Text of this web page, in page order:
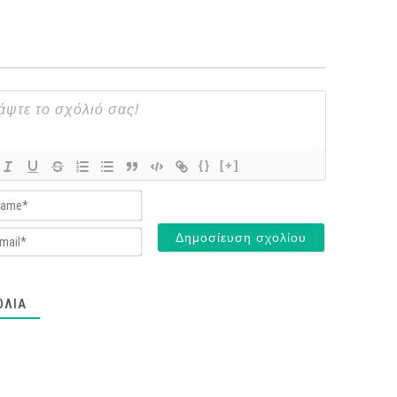
{} [+]
Name*
Email*